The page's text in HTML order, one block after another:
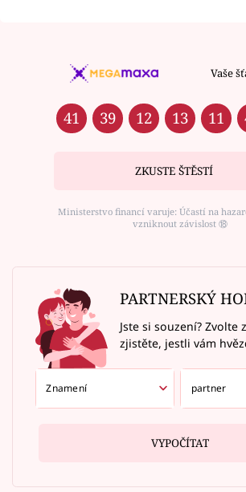
Vaše
41 39 12 13 11
ZKUSTE ŠTĚSTÍ
Ministerstvo financí varuje: Účastí na
vzniknout závislost ⑱
PARTNERSKÝ
Jste si souzení? Zvolte
zjistěte, jestli vám
VYPOČÍTAT